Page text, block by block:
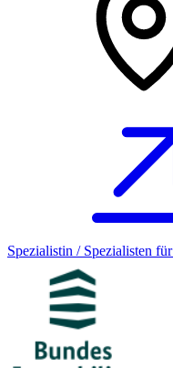
Spezialistin / Spezialisten